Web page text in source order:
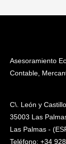
Asesoramiento
Contable,
C\. León y
35003 Las
Las Palmas -
Teléfono: +34